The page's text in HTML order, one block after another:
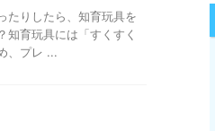
たりしたら、知育玩具を
知育玩具には「すくすく
、プレ ...